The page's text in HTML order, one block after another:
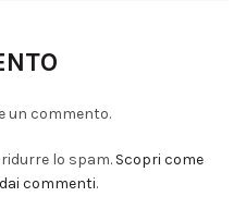
un commento.
lo spam. Scopri come
commenti.